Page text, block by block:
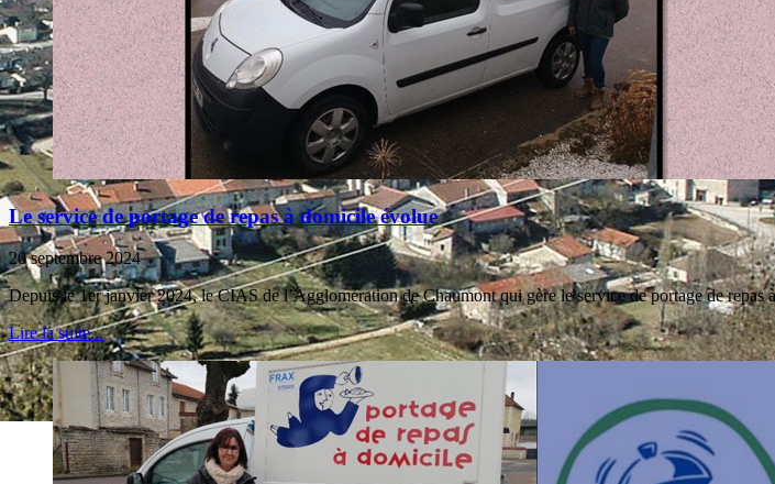
Le service de portage de repas à domicile évolue
20 septembre 2024
Depuis le 1er janvier 2024, le CIAS de l’Agglomération de Chaumont qui gère le service de portage de repas
Lire la suite...